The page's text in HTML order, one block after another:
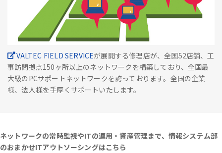
VALTEC FIELD SERVICEが展開する修理店が、全国52店舗、工
事訪問拠点150ヶ所以上のネットワークを構築しており、全国最
大級のPCサポートネットワークを誇っております。全国の企業
様、法人様を手厚くサポートいたします。
ネットワークの常時監視やITの運用・資産管理まで、情報システム部
のおまかせITアウトソーシングはこちら